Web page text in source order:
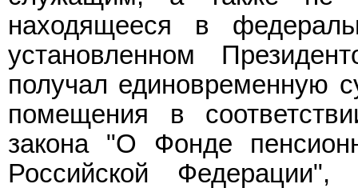
находящееся в
установленном
получал единовременную
помещения в
закона "О Фонде
Российской